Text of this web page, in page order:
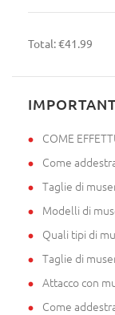
Total:€41.99
COME
Come
Taglie di
Modelli di
Quali tipi di
Taglie di
Attacco con
Come